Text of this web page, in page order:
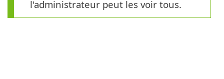
l'administrateur peut les voir tous.